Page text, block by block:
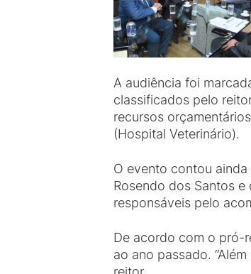
A audiência foi
classificados pelo
recursos
(Hospital Veterinário).
O evento contou
Rosendo dos Santos
responsáveis pelo
De acordo com o pró-
ao ano passado.